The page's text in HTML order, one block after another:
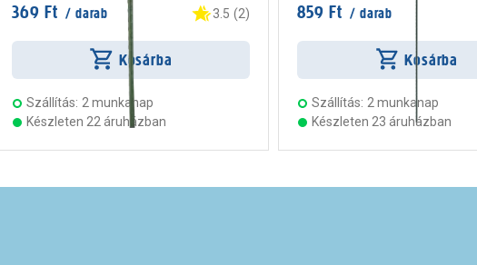
369 Ft / darab 3.5 (2)
Kosárba
Szállítás: 2 munkanap
Készleten 22 áruházban
859 Ft / darab
Kosárba
Szállítás: 2 munkanap
Készleten 23 áruházban